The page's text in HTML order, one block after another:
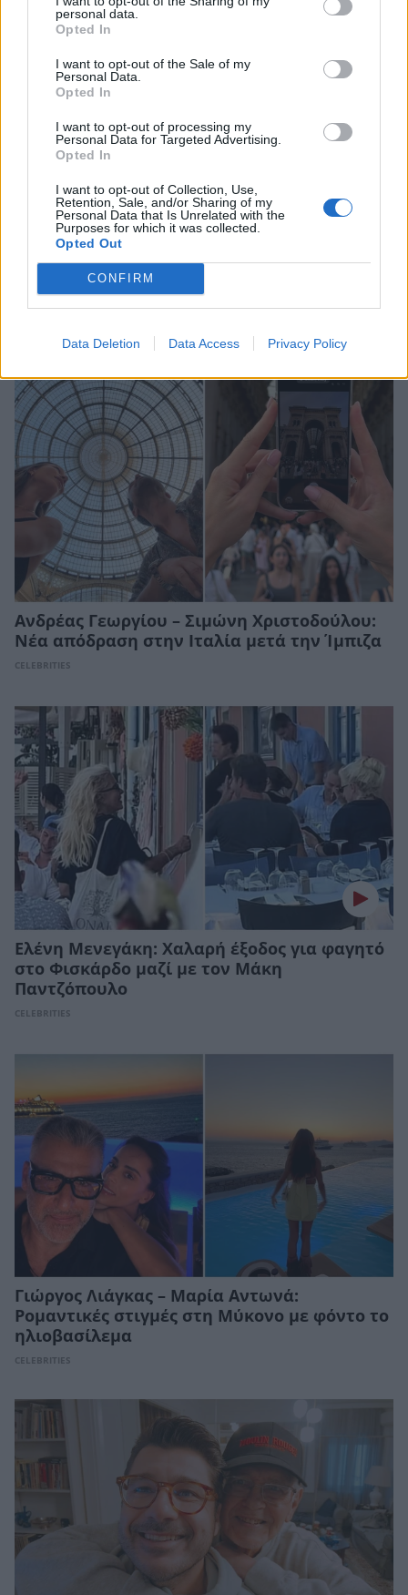
personal data.
Opted In
I want to opt-out of the Sale of my
Personal Data.
Opted In
I want to opt-out of processing my
Personal Data for Targeted Advertising.
Opted In
I want to opt-out of Collection, Use,
Retention, Sale, and/or Sharing of my
Personal Data that Is Unrelated with the
Purposes for which it was collected.
Opted Out
CONFIRM
Data Deletion Data Access Privacy Policy
Η σημερινή Πανσέληνος στον Αιγόκερω
φέρνει το τέλος ενός μεγάλου κύκλου για 4
ζώδια
ΔΕΙΤΕ ΑΚΟΜΑ
ΖΩΔΙΑ
ΠΕΡΙΣΣΟΤΕΡΑ ΣΤΟ
Ανδρέας Γεωργίου – Σιμώνη Χριστοδούλου:
Νέα απόδραση στην Ιταλία μετά την Ίμπιζα
CELEBRITIES
Ελένη Μενεγάκη: Χαλαρή έξοδος για φαγητό
στο Φισκάρδο μαζί με τον Μάκη
Παντζόπουλο
CELEBRITIES
Γιώργος Λιάγκας – Μαρία Αντωνά:
Ρομαντικές στιγμές στη Μύκονο με φόντο το
ηλιοβασίλεμα
CELEBRITIES